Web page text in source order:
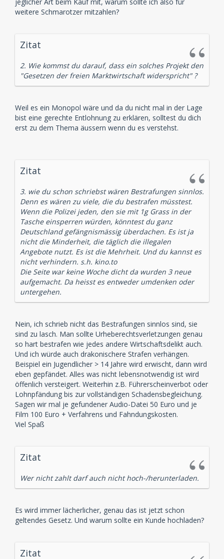
weitere Schmarotzer mitzahlen?
Zitat
2. Wie kommst du darauf, dass ein solches Projekt den
"Gesetzen der freien Marktwirtschaft widerspricht" ?
Weil es ein Monopol wäre und da du nicht mal in der Lage
bist eine gerechte Entlohnung zu erklären, solltest du dich
erst zu dem Thema äussern wenn du es verstehst.
Zitat
3. wie du schon schriebst wären Bestrafungen sinnlos.
Denn es wären zu viele, die du bestrafen müsstest.
Wenn die Polizei jeden, den sie mit 1g Grass in der
Tasche einsperren würden, könntest du ganz
Deutschland gefängnismässig überdachen. Es ist ja
nicht die Minderheit, die täglich die illegalen
Angebote nutzt. Es ist die Mehrheit. Und du kannst es
nicht verhindern. s.h. kino.to
Die Seite war keine Woche dicht da wurden 3 neue
aufgemacht. Da heisst es entweder umdenken oder
untergehen.
Nein, ich schrieb nicht das Bestrafungen sinnlos sind, sie
sind zu lasch. Man sollte Urheberechtsverletzungen genau
so hart bestrafen wie jedes andere Wirtschaftsdelikt auch.
Und ich würde auch drakonischere Strafen verhängen.
Beispiel ein Jugendlicher > 14 Jahre wird erwischt, dann wird
eben gepfändet. Alles was nicht lebensnotwendig ist wird
öffenlich versteigert. Weiterhin z.B. Führerscheinverbot oder
Lohnpfändung bis zur vollständigen Schadensbegleichung.
Sagen wir mal je gefundener Audio-Datei 50 Euro und je
Film 100 Euro + Verfahrens und Fahndungskosten.
Viel Spaß
Zitat
Wer nicht zahlt darf auch nicht hoch-/herunterladen.
Es wird immer lächerlicher, genau das ist jetzt schon
geltendes Gesetz. Und warum sollte ein Kunde hochladen?
Zitat